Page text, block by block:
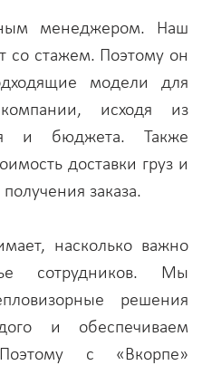
менеджером. Наш
со стажем. Поэтому он
модели для
исходя из
и бюджета. Также
доставки груз и
заказа.
насколько важно
сотрудников. Мы
решения
и обеспечиваем
с «Вкорпе»